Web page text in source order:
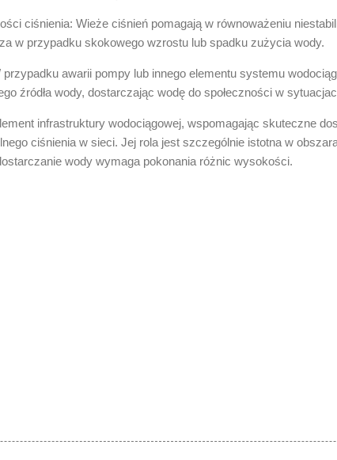
ciśnienia: Wieże ciśnień pomagają w równoważeniu
w przypadku skokowego wzrostu lub spadku zużycia wody.
przypadku awarii pompy lub innego elementu systemu
źródła wody, dostarczając wodę do społeczności w
infrastruktury wodociągowej, wspomagając skuteczne
ciśnienia w sieci. Jej rola jest szczególnie istotna w
wody wymaga pokonania różnic wysokości.